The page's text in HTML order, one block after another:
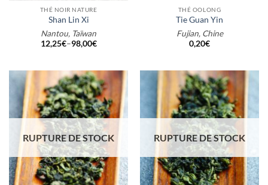
THÉ NOIR NATURE
Shan Lin Xi
Nantou, Taïwan
12,25€–98,00€
THÉ OOLONG
Tie Guan Yin
Fujian, Chine
0,20€
RUPTURE DE STOCK RUPTURE DE STOCK